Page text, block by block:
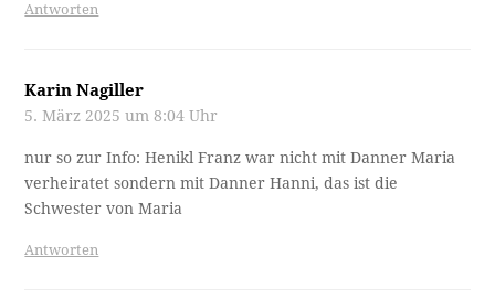
Antworten
Karin Nagiller
5. März 2025 um 8:04 Uhr
nur so zur Info: Henikl Franz war nicht mit Danner Maria
verheiratet sondern mit Danner Hanni, das ist die
Schwester von Maria
Antworten